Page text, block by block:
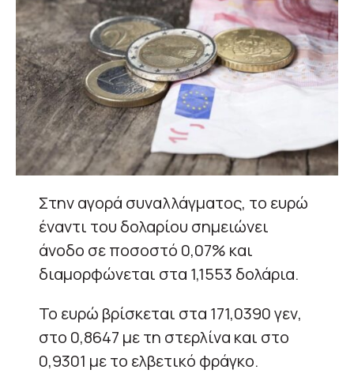
Στην αγορά συναλλάγματος, το ευρώ
έναντι του δολαρίου σημειώνει
άνοδο σε ποσοστό 0,07% και
διαμορφώνεται στα 1,1553 δολάρια.
Το ευρώ βρίσκεται στα 171,0390 γεν,
στο 0,8647 με τη στερλίνα και στο
0,9301 με το ελβετικό φράγκο.